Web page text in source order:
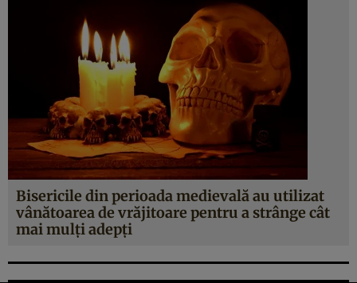
Bisericile din perioada medievală au utilizat
vânătoarea de vrăjitoare pentru a strânge cât
mai mulţi adepţi